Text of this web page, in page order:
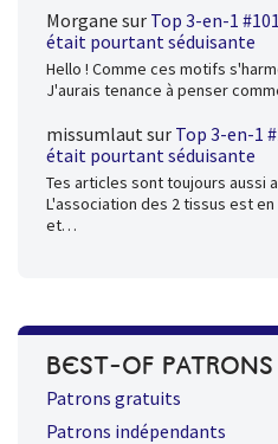
Morgane sur Top 3-en-1
était pourtant séduisante
Hello ! Comme ces motifs
J'aurais tenance à penser
missumlautsur Top 3-en-1
était pourtant séduisante
Tes articles sont toujours aussi
L'association des 2 tissus est
et…
BEST-OF PATRONS
Patrons gratuits
Patrons indépendants